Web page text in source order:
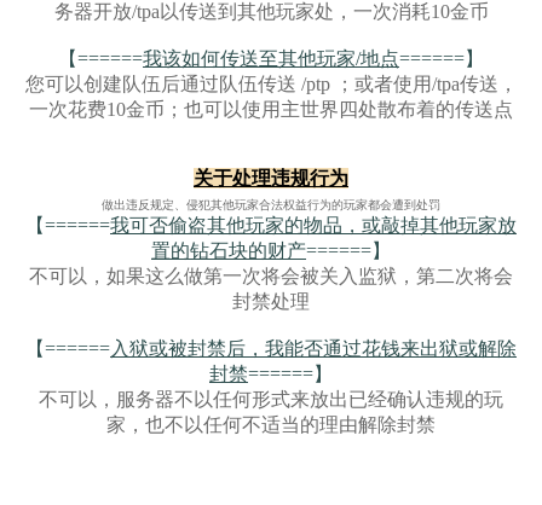
务器开放/tpa以传送到其他玩家处，一次消耗10金币
【======我该如何传送至其他玩家/地点======】
您可以创建队伍后通过队伍传送 /ptp ；或者使用/tpa传送，
一次花费10金币；也可以使用主世界四处散布着的传送点
关于处理违规行为
做出违反规定、侵犯其他玩家合法权益行为的玩家都会遭到处罚
【======我可否偷盗其他玩家的物品，或敲掉其他玩家放
置的钻石块的财产======】
不可以，如果这么做第一次将会被关入监狱，第二次将会
封禁处理
【======入狱或被封禁后，我能否通过花钱来出狱或解除
封禁======】
不可以，服务器不以任何形式来放出已经确认违规的玩
家，也不以任何不适当的理由解除封禁